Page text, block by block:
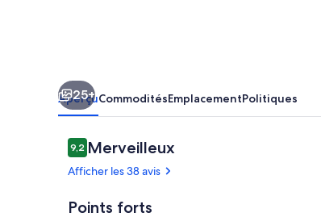
gatherings
or
other
events
25+
AperçuCommoditésEmplacementPolitiques
Avis
9,29,2 sur 10 –
Merveilleux
Afficher les 38 avis
Points forts